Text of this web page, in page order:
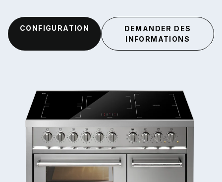
CONFIGURATION
DEMANDER DES
INFORMATIONS